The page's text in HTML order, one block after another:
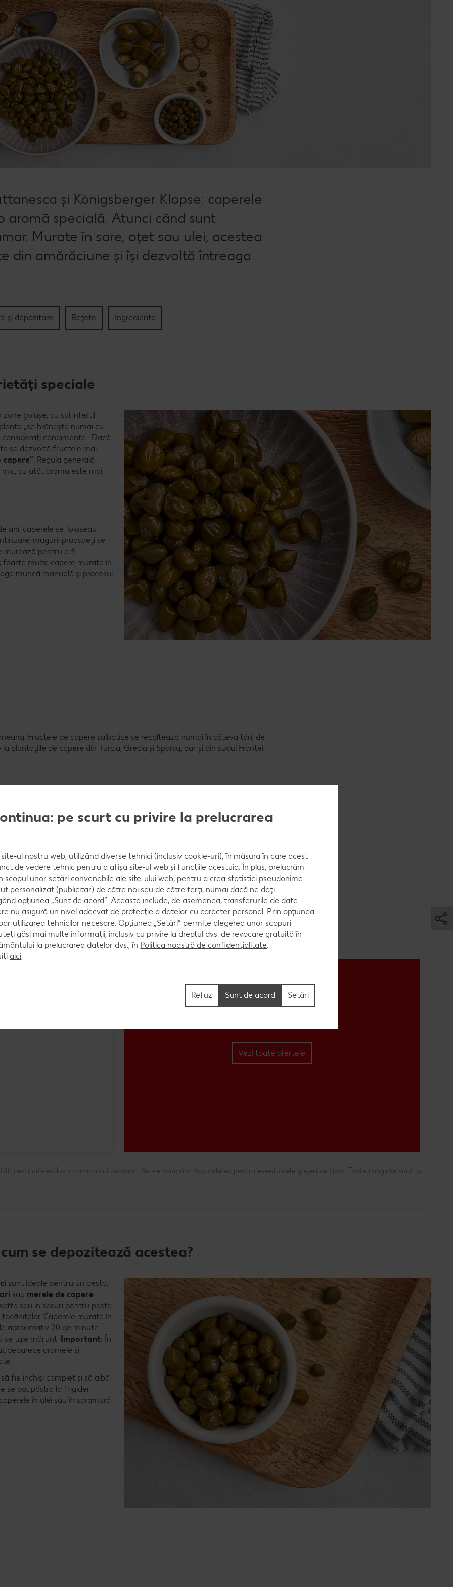
și Königsberger Klopse: caperele
specială. Atunci când sunt
Murate în sare, oțet sau ulei, acestea
din amărăciune și își dezvoltă întreaga
și depozitare Rețete Ingrediente
speciale
golașe, cu sol infertil.
„se hrănește numai cu
considerați condimente. Dacă
se dezvoltă fructele mai
capere”. Regula generală
cu atât aroma este mai
ani, caperele se foloseau
mugurii proaspeți se
murează pentru a fi
foarte multe capere murate în
muncă manuală și procesul
Fructele de capere sălbatice se recoltează numai în câteva țări, de
plantațiile de capere din Turcia, Grecia și Spania, dar și din sudul Franței
acestea, capele își dezvoltă aroma deplină și blândă numai atunci
parcursul anului și au un termen de valabilitate foarte lung, cu condiția
Vezi toate ofertele
destinate exclusiv consumului personal. Nu ne asumăm răspunderea pentru eventualele greșeli de tipar. Toate imaginile sunt cu
se depozitează acestea?
sunt ideale pentru un pesto,
sau merele de capere
sau în sosuri pentru paste.
Caperele murate în
aproximativ 20 de minute
se taie mărunt. Important: În
deoarece aromele și
fie închiși complet și să aibă
se pot păstra la frigider
în ulei sau în saramură
pe scurt cu privire la prelucrarea
ul nostru web, utilizând diverse tehnici (inclusiv cookie-uri), în măsura în care acest
de vedere tehnic pentru a afișa site-ul web și funcțiile acestuia. În plus, prelucrăm
scopul unor setări convenabile ale site-ului web, pentru a crea statistici pseudonime
personalizat (publicitar) de către noi sau de către terți, numai dacă ne dați
opțiunea „Sunt de acord”. Aceasta include, de asemenea, transferurile de date
nu asigură un nivel adecvat de protecție a datelor cu caracter personal. Prin opțiunea
utilizarea tehnicilor necesare. Opțiunea „Setări” permite alegerea unor scopuri
găsi mai multe informații, inclusiv cu privire la dreptul dvs. de revocare gratuită în
la prelucrarea datelor dvs., în Politica noastră de confidențialitate.
aici.
Setări
Refuz Sunt de acord